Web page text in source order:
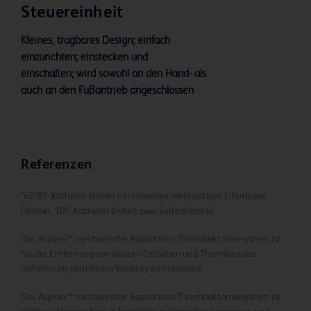
Steuereinheit
Kleines, tragbares Design; einfach
einzurichten; einstecken und
einschalten; wird sowohl an den Hand- als
auch an den Fußantrieb angeschlossen
Interventionen. Die Produkte sind zum Einmalgebrauch
bestimmt und dürfen nicht erneut sterilisiert werden.
Die Produkte dürfen nicht nach Ablauf des
Verfallsdatums verwendet werden. Eine angemessene
Prüfung des Gerinnungsstatus des Patienten ist
™
werden, der gemäß der Gebrauchsanweisung korrekt
Führungsdrahtes muss so distal wie möglich zum
verschlossenen Segment positioniert werden, um zu
verhindern, dass die flexible Spitze in den Katheterkopf
aspiriert wird. Der Führungsdraht muss auf seinem
gesamten Weg von der Einführschleuse bis zur flexiblen
Führungsdrahts während der gesamten
Referenzen
*6F/8F-Katheter bieten ein einzelnes mehrseitiges L-förmiges
Fenster, 10F-Katheter bieten zwei Seitenfenster.
Das Aspirex™ mechanische Aspirations-Thrombektomiesystem ist
für die Entfernung von akuten Embolien und Thromben aus
Gefäßen im peripheren Venensystem indiziert.
Das Aspirex™ mechanische Aspirations-Thrombektomiesystem ist